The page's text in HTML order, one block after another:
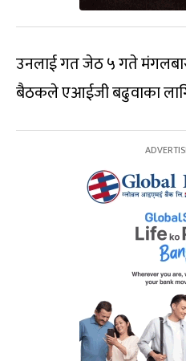
उनलाई गत जेठ ५ गते
बैठकले एआईजी बढुवाका